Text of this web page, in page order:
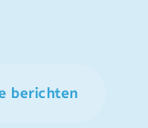
berichten